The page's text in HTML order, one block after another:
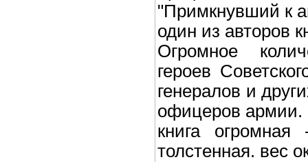
"Примкнувший к
один из авторов
Огромное
героев
генералов и
офицеров армии.
книга
толстенная. вес